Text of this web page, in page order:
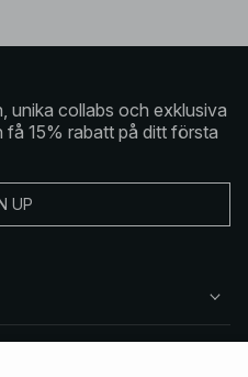
unika collabs och exklusiva
få 15% rabatt på ditt första
UP